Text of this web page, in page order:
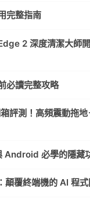
完整指南
2 深度清潔大師
必讀完整攻略
評測！高頻震動拖
必學的隱藏
覆終端機的 AI 程式